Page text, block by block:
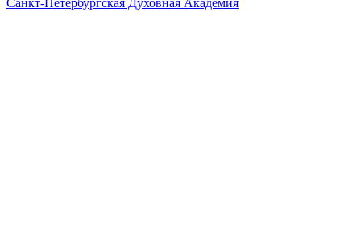
Санкт-Петербургская Духовная Академия